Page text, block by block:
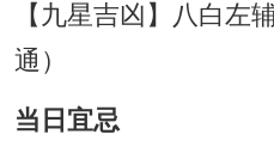
【九星吉凶】八白左
通）
当日宜忌